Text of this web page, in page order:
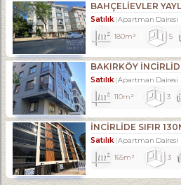
Satılık Apartman Dairesi
180m² 5
Satılık Apartman Dairesi
110m² 3
Satılık Apartman Dairesi
165m² 3